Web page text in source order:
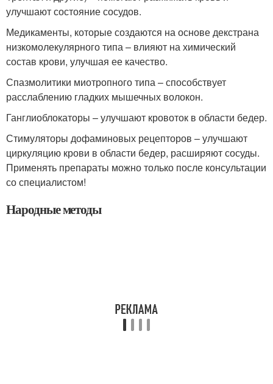
улучшают состояние сосудов.
Медикаменты, которые создаются на основе декстрана
низкомолекулярного типа – влияют на химический
состав крови, улучшая ее качество.
Спазмолитики миотропного типа – способствует
расслаблению гладких мышечных волокон.
Ганглиоблокаторы – улучшают кровоток в области бедер.
Стимуляторы дофаминовых рецепторов – улучшают
циркуляцию крови в области бедер, расширяют сосуды.
Применять препараты можно только после консультации
со специалистом!
Народные методы